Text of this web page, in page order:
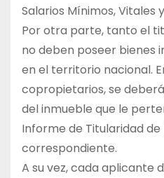
Salarios Mínimos, Vitales
Por otra parte, tanto el
no deben poseer bienes
en el territorio nacional.
copropietarios, se
del inmueble que le
Informe de Titularidad de
correspondiente.
A su vez, cada aplicante